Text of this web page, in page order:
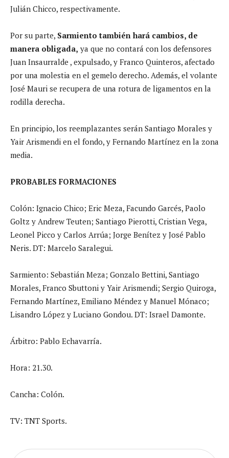
Julián Chicco, respectivamente.
Por su parte, Sarmiento también hará cambios, de
manera obligada, ya que no contará con los defensores
Juan Insaurralde , expulsado, y Franco Quinteros, afectado
por una molestia en el gemelo derecho. Además, el volante
José Mauri se recupera de una rotura de ligamentos en la
rodilla derecha.
En principio, los reemplazantes serán Santiago Morales y
Yair Arismendi en el fondo, y Fernando Martínez en la zona
media.
PROBABLES FORMACIONES
Colón: Ignacio Chico; Eric Meza, Facundo Garcés, Paolo
Goltz y Andrew Teuten; Santiago Pierotti, Cristian Vega,
Leonel Picco y Carlos Arrúa; Jorge Benítez y José Pablo
Neris. DT: Marcelo Saralegui.
Sarmiento: Sebastián Meza; Gonzalo Bettini, Santiago
Morales, Franco Sbuttoni y Yair Arismendi; Sergio Quiroga,
Fernando Martínez, Emiliano Méndez y Manuel Mónaco;
Lisandro López y Luciano Gondou. DT: Israel Damonte.
Árbitro: Pablo Echavarría.
Hora: 21.30.
Cancha: Colón.
TV: TNT Sports.